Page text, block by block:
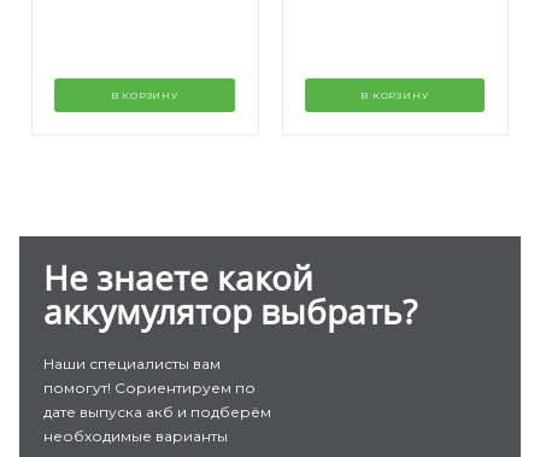
В КОРЗИНУ В КОРЗИНУ
Не знаете какой
аккумулятор выбрать?
Наши специалисты вам
помогут! Сориентируем по
дате выпуска акб и подберём
необходимые варианты